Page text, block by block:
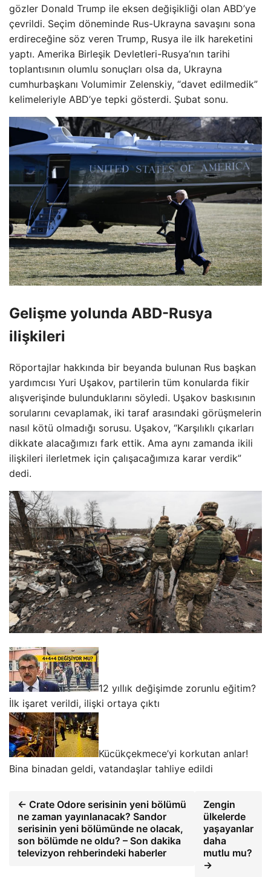
gözler Donald Trump ile eksen değişikliği olan ABD’ye
çevrildi. Seçim döneminde Rus-Ukrayna savaşını sona
erdireceğine söz veren Trump, Rusya ile ilk hareketini
yaptı. Amerika Birleşik Devletleri-Rusya’nın tarihi
toplantısının olumlu sonuçları olsa da, Ukrayna
cumhurbaşkanı Volumimir Zelenskiy, “davet edilmedik”
kelimeleriyle ABD’ye tepki gösterdi. Şubat sonu.
Gelişme yolunda ABD-Rusya
ilişkileri
Röportajlar hakkında bir beyanda bulunan Rus başkan
yardımcısı Yuri Uşakov, partilerin tüm konularda fikir
alışverişinde bulunduklarını söyledi. Uşakov baskısının
sorularını cevaplamak, iki taraf arasındaki görüşmelerin
nasıl kötü olmadığı sorusu. Uşakov, “Karşılıklı çıkarları
dikkate alacağımızı fark ettik. Ama aynı zamanda ikili
ilişkileri ilerletmek için çalışacağımıza karar verdik”
dedi.
12 yıllık değişimde zorunlu eğitim?
İlk işaret verildi, ilişki ortaya çıktı
Kücükçekmece’yi korkutan anlar!
Bina binadan geldi, vatandaşlar tahliye edildi
← Crate Odore serisinin yeni bölümü
ne zaman yayınlanacak? Sandor
serisinin yeni bölümünde ne olacak,
son bölümde ne oldu? – Son dakika
televizyon rehberindeki haberler
Zengin
ülkelerde
yaşayanlar
daha
mutlu mu?
→